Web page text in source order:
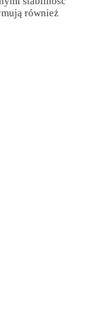
również